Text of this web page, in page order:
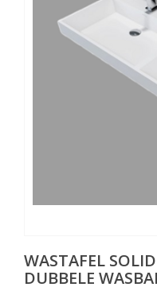
WASTAFEL
DUBBELE